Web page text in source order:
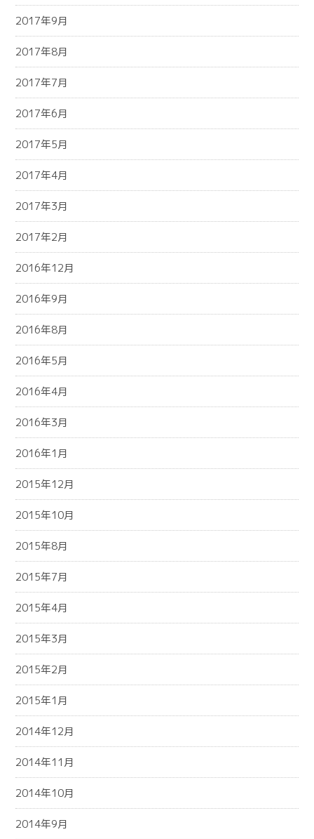
2017年9月
2017年8月
2017年7月
2017年6月
2017年5月
2017年4月
2017年3月
2017年2月
2016年12月
2016年9月
2016年8月
2016年5月
2016年4月
2016年3月
2016年1月
2015年12月
2015年10月
2015年8月
2015年7月
2015年4月
2015年3月
2015年2月
2015年1月
2014年12月
2014年11月
2014年10月
2014年9月